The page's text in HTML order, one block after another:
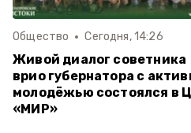
Общество Сегодня, 14:26
Живой диалог советника
врио губернатора с
молодёжью состоялся в
«МИР»